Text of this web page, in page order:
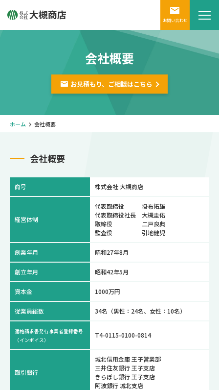
お問い合わせ
会社概要
お見積もり、ご相談はこちら
ホーム 会社概要
会社概要
商号 株式会社 大槻商店
経営体制
代表取締役 掛布拓雄
代表取締役社長 大槻圭佑
取締役 二戸良典
監査役 引地健児
創業年月 昭和27年8月
創立年月 昭和42年5月
資本金 1000万円
従業員総数 34名（男性：24名、女性：10名）
適格請求書発行事業者登録番号
（インボイス）
T4-0115-0100-0814
取引銀行
城北信用金庫 王子営業部
三井住友銀行 王子支店
きらぼし銀行 王子支店
阿波銀行 城北支店